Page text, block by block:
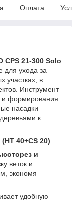
Оплата
CPS 21-300 Solo
для ухода за
участках, в
Инструмент
и формирования
насадки
к
40+CS 20)
и
веток и
экономя
удобную